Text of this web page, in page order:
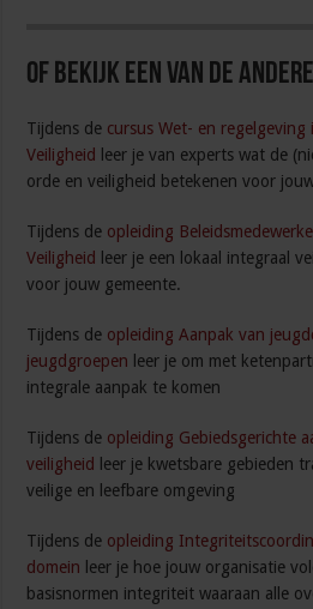
Of bekijk een van de
Tijdens de cursus Wet- en regelgeving
Veiligheid
leer je van experts wat de
orde en veiligheid betekenen voor
Tijdens de opleiding
Veiligheid
leer je een lokaal integraal
voor jouw gemeente.
Tijdens de opleiding Aanpak van
jeugdgroepen leer je om met
integrale aanpak te komen
Tijdens de opleiding Gebiedsgerichte
veiligheid
leer je kwetsbare gebieden
veilige en leefbare omgeving
Tijdens de opleiding
domein leer je hoe jouw organisatie
basisnormen integriteit waaraan alle